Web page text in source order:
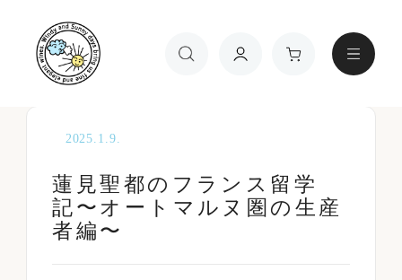
TOP
ブロ
グ
蓮見聖都のフランス留学記〜オートマルヌ圏の生産
2025.1.9.
蓮見聖都のフランス留学
記〜オートマルヌ圏の生産
者編〜